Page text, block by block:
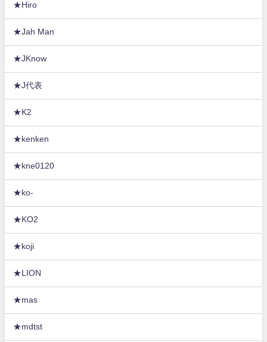
★Hiro
★Jah Man
★JKnow
★J代表
★K2
★kenken
★kne0120
★ko-
★KO2
★koji
★LION
★mas
★mdtst